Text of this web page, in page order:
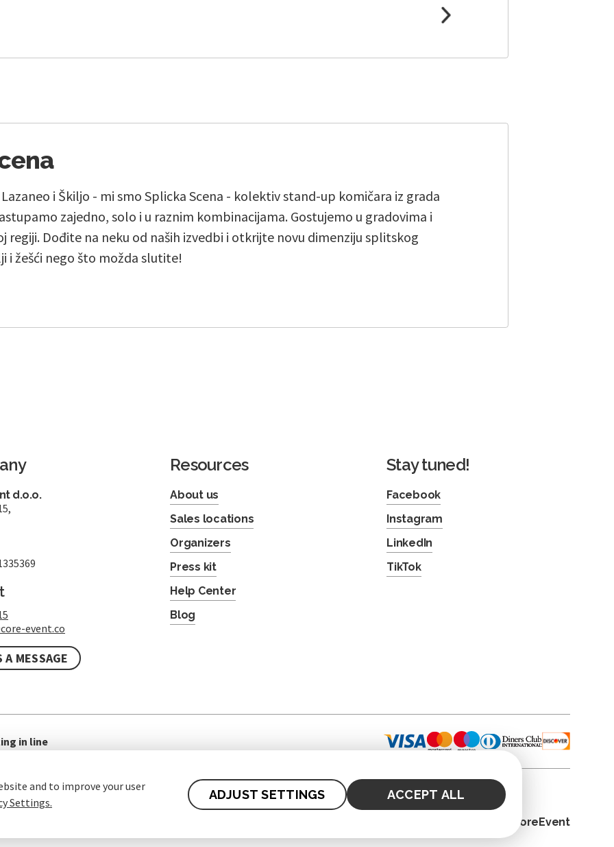
i Škiljo - mi smo Splicka Scena - kolektiv stand-up komičara iz grada
zajedno, solo i u raznim kombinacijama. Gostujemo u gradovima i
regiji. Dođite na neku od naših izvedbi i otkrijte novu dimenziju splitskog
i žešći nego što možda slutite!
and to improve your user
Settings.
ADJUST SETTINGS ACCEPT ALL
d.o.o.
event.co
A MESSAGE
Resources
About us
Sales locations
Organizers
Press kit
Help Center
Blog
Stay tuned!
Facebook
Instagram
LinkedIn
TikTok
in line
© 2026. CoreEvent